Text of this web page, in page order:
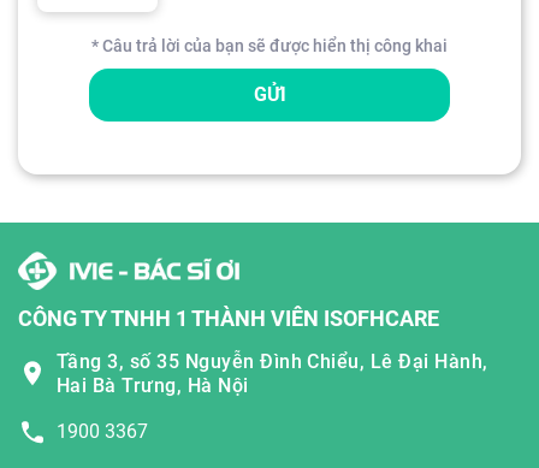
* Câu trả lời của bạn sẽ được hiển thị công khai
GỬI
CÔNG TY TNHH 1 THÀNH VIÊN ISOFHCARE
Tầng 3, số 35 Nguyễn Đình Chiểu, Lê Đại Hành,
Hai Bà Trưng, Hà Nội
1900 3367